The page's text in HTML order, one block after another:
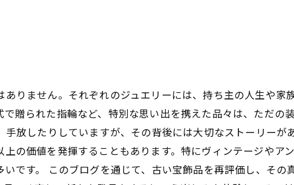
りません。それぞれのジュエリーには、持ち主の人生や家
贈られた指輪など、特別な思い出を携えた品々は、ただの
放したりしていますが、その背後には大切なストーリーが
の価値を発揮することもあります。特にヴィンテージやアン
です。 このブログを通じて、古い宝飾品を再評価し、その